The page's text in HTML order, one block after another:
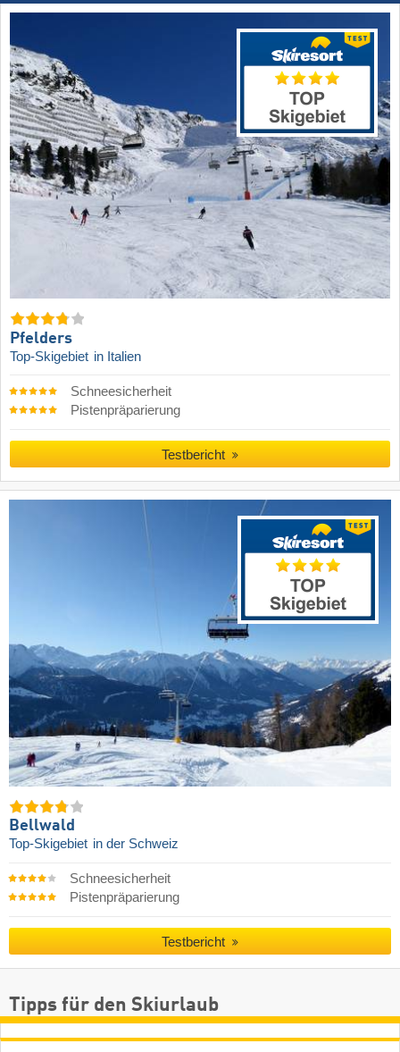
Pfelders
Top-Skigebiet in Italien
Schneesicherheit
Pistenpräparierung
Testbericht
Bellwald
Top-Skigebiet in der Schweiz
Schneesicherheit
Pistenpräparierung
Testbericht
Tipps für den Skiurlaub